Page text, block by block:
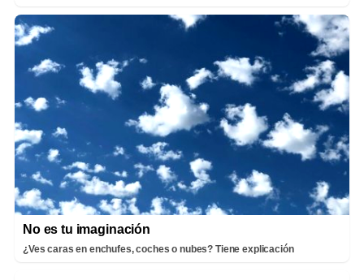
No es tu imaginación
¿Ves caras en enchufes, coches o nubes? Tiene explicación